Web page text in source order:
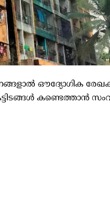
ഒ‍ൗദ്യോഗിക
കണ്ടെത്താൻ